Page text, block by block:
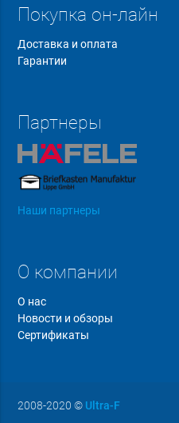
Покупка он-лайн
Доставка и оплата
Гарантии
Партнеры
Наши партнеры
О компании
О нас
Новости и обзоры
Сертификаты
2008-2020 © Ultra-F